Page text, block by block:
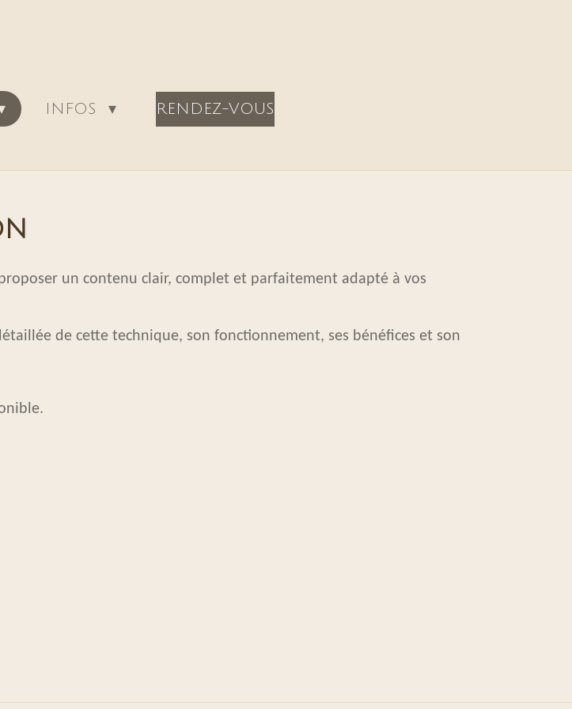
INFOS RENDEZ-VOUS
un contenu clair, complet et parfaitement adapté à vos
de cette technique, son fonctionnement, ses bénéfices et son